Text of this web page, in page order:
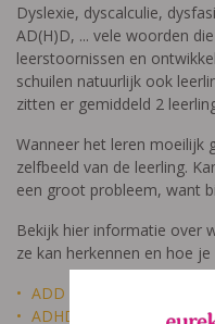
Dyslexie, dyscalculie,
AD(H)D, ... vele woorden
leerstoornissen en
schuilen natuurlijk ook
zitten er gemiddeld 2
Wanneer het leren moeilijk
zelfbeeld van de leerling.
een groot probleem, want
Bekijk hier informatie over
ze kan herkennen en hoe
ADD
ADHD